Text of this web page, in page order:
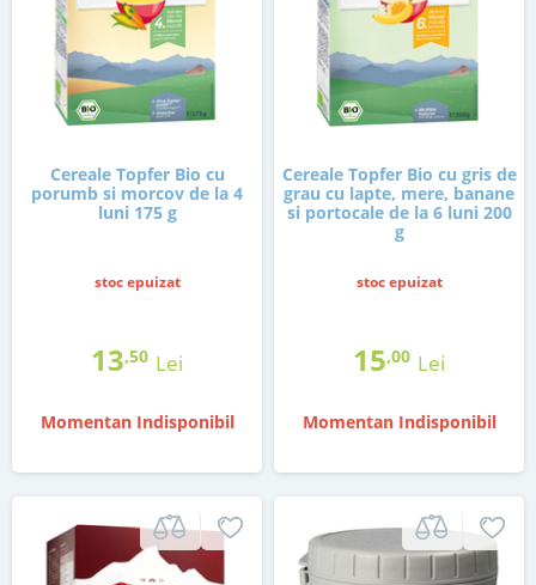
Cereale Topfer Bio cu
porumb si morcov de la 4
luni 175 g
stoc epuizat
13,50 Lei
Momentan Indisponibil
Cereale Topfer Bio cu gris de
grau cu lapte, mere, banane
si portocale de la 6 luni 200
g
stoc epuizat
15,00 Lei
Momentan Indisponibil